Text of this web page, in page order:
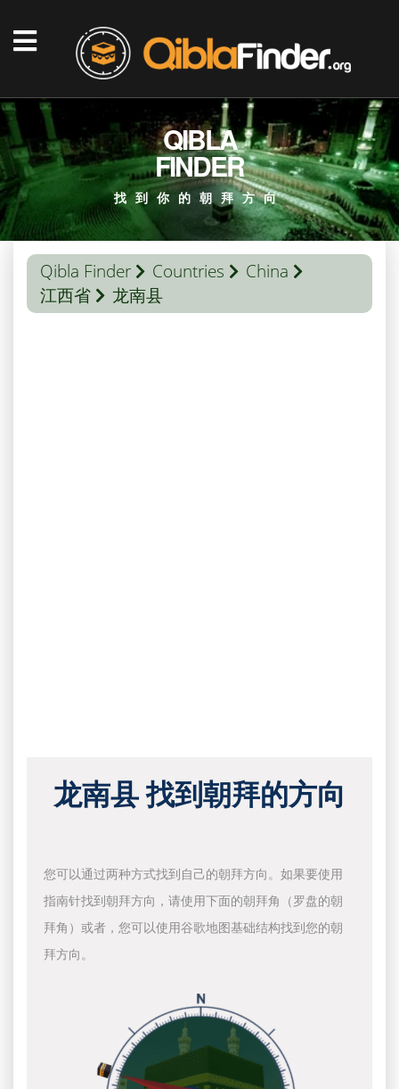
QIBLA
FINDER
找到你的朝拜方向
Qibla Finder Countries
China
江西省
龙南县
龙南县 找到朝拜的方向
您可以通过两种方式找到自己的朝拜方向。如果要使用
指南针找到朝拜方向，请使用下面的朝拜角（罗盘的朝
拜角）或者，您可以使用谷歌地图基础结构找到您的朝
拜方向。